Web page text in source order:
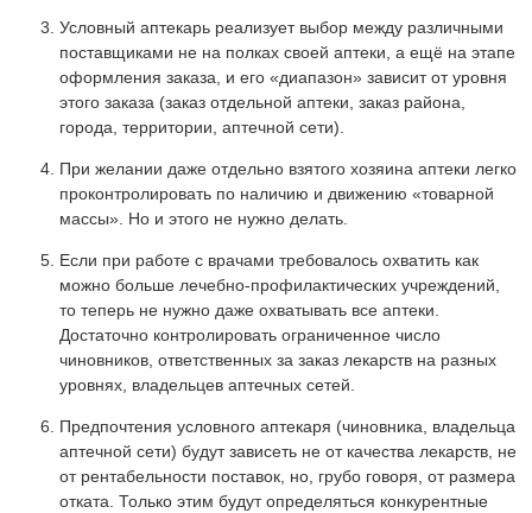
Условный аптекарь реализует выбор между различными
поставщиками не на полках своей аптеки, а ещё на этапе
оформления заказа, и его «диапазон» зависит от уровня
этого заказа (заказ отдельной аптеки, заказ района,
города, территории, аптечной сети).
При желании даже отдельно взятого хозяина аптеки легко
проконтролировать по наличию и движению «товарной
массы». Но и этого не нужно делать.
Если при работе с врачами требовалось охватить как
можно больше лечебно-профилактических учреждений,
то теперь не нужно даже охватывать все аптеки.
Достаточно контролировать ограниченное число
чиновников, ответственных за заказ лекарств на разных
уровнях, владельцев аптечных сетей.
Предпочтения условного аптекаря (чиновника, владельца
аптечной сети) будут зависеть не от качества лекарств, не
от рентабельности поставок, но, грубо говоря, от размера
отката. Только этим будут определяться конкурентные